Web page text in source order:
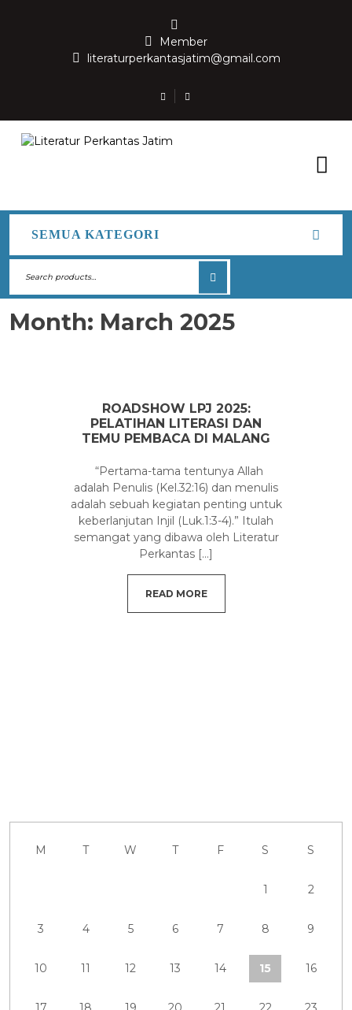
Member
literaturperkantasjatim@gmail.com
SEMUA KATEGORI
Month: March 2025
ROADSHOW LPJ 2025:
PELATIHAN LITERASI DAN
TEMU PEMBACA DI MALANG
“Pertama-tama tentunya Allah
adalah Penulis (Kel.32:16) dan menulis
adalah sebuah kegiatan penting untuk
keberlanjutan Injil (Luk.1:3-4).” Itulah
semangat yang dibawa oleh Literatur
Perkantas [...]
READ MORE
M T W T F S S
1 2
3 4 5 6 7 8 9
10 11 12 13 14 15 16